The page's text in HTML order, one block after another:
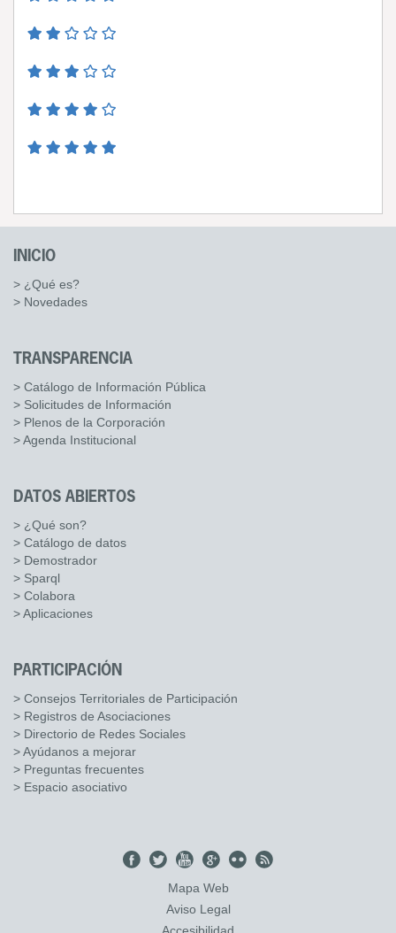
INICIO
> ¿Qué es?
> Novedades
TRANSPARENCIA
> Catálogo de Información Pública
> Solicitudes de Información
> Plenos de la Corporación
> Agenda Institucional
DATOS ABIERTOS
> ¿Qué son?
> Catálogo de datos
> Demostrador
> Sparql
> Colabora
> Aplicaciones
PARTICIPACIÓN
> Consejos Territoriales de Participación
> Registros de Asociaciones
> Directorio de Redes Sociales
> Ayúdanos a mejorar
> Preguntas frecuentes
> Espacio asociativo
Mapa Web
Aviso Legal